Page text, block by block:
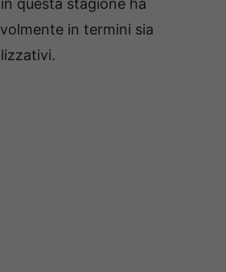
questa stagione ha
in termini sia